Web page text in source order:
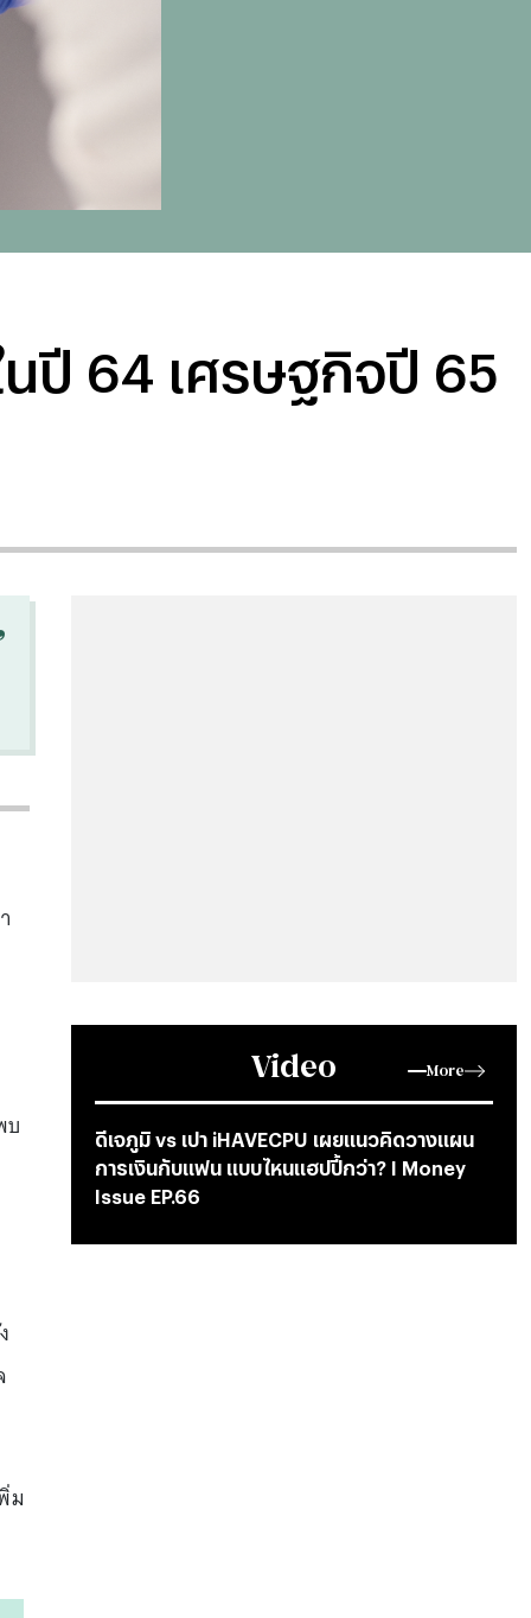
ปี 64 เศรษฐกิจปี 65
Video More
ดีเจภูมิ vs เปา iHAVECPU เผยแนวคิดวางแผน
การเงินกับแฟน แบบไหนแฮปปี้กว่า? I Money
Issue EP.66
บ
ม